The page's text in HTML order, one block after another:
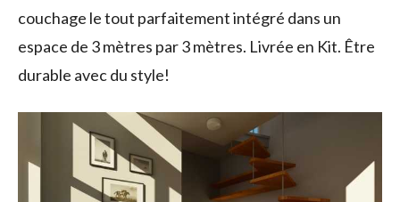
couchage le tout parfaitement intégré dans un
espace de 3 mètres par 3 mètres. Livrée en Kit. Être
durable avec du style!